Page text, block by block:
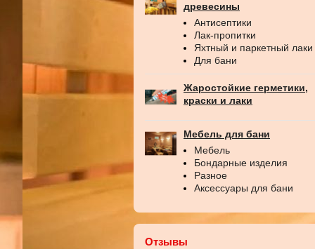
древесины
Антисептики
Лак-пропитки
Яхтный и паркетный лаки
Для бани
Жаростойкие герметики,
краски и лаки
Мебель для бани
Мебель
Бондарные изделия
Разное
Аксессуары для бани
Отзывы